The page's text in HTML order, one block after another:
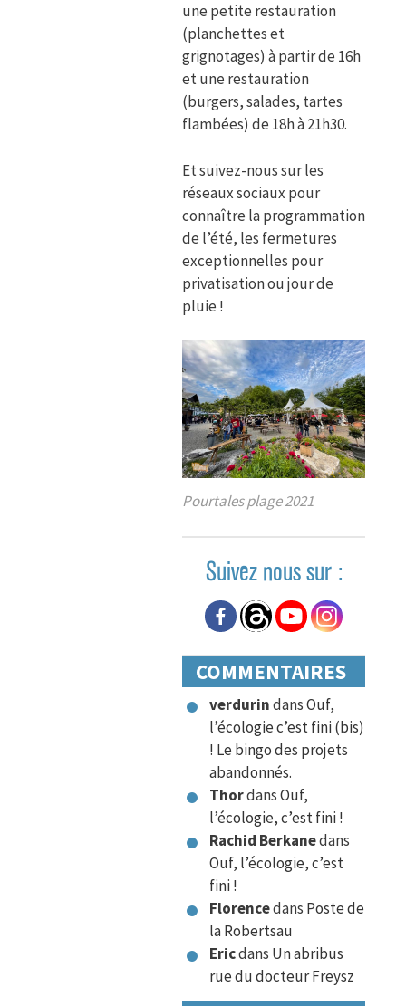
une petite restauration
(planchettes et
grignotages) à partir de 16h
et une restauration
(burgers, salades, tartes
flambées) de 18h à 21h30.
Et suivez-nous sur les
réseaux sociaux pour
connaître la programmation
de l’été, les fermetures
exceptionnelles pour
privatisation ou jour de
pluie !
Pourtales plage 2021
Suivez nous sur :
COMMENTAIRES
verdurindansOuf,
l’écologie c’est fini (bis)
! Le bingo des projets
abandonnés.
ThordansOuf,
l’écologie, c’est fini !
Rachid Berkanedans
Ouf, l’écologie, c’est
fini !
Florencedans Poste de
la Robertsau
Ericdans Un abribus
rue du docteur Freysz